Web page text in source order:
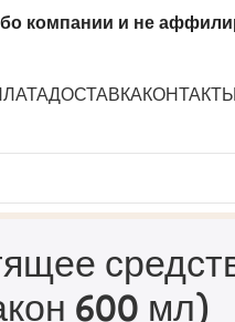
компании и не
ДОСТАВКАКОНТАКТЫ
«Gloss» (флакон 600 мл)
600 мл)